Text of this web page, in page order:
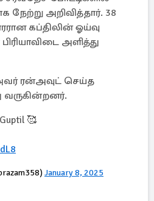
நேற்று அறிவித்தார். 38
கப்திலின் ஓய்வு
அளித்து
ரன்அவுட் செய்த
வருகின்றனர்.
🥰
January 8, 2025